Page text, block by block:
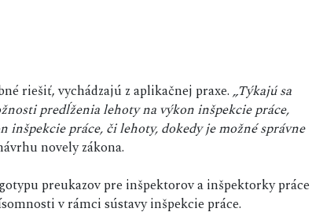
riešiť, vychádzajú z aplikačnej praxe.„Týkajú sa
predĺženia lehoty na výkon inšpekcie práce,
práce, či lehoty, dokedy je možné správne
novely zákona.
preukazov pre inšpektorov a inšpektorky práce
v rámci sústavy inšpekcie práce.